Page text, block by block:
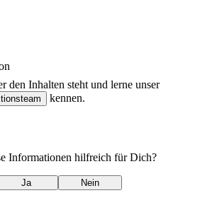
den Inhalten steht und lerne unser
kennen.
Informationen hilfreich für Dich?
Ja Nein